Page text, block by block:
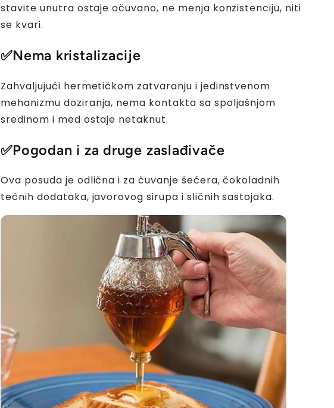
stavite unutra ostaje očuvano, ne menja konzistenciju, niti
se kvari.
✅Nema kristalizacije
Zahvaljujući hermetičkom zatvaranju i jedinstvenom
mehanizmu doziranja, nema kontakta sa spoljašnjom
sredinom i med ostaje netaknut.
✅Pogodan i za druge zaslađivače
Ova posuda je odlična i za čuvanje šećera, čokoladnih
tečnih dodataka, javorovog sirupa i sličnih sastojaka.